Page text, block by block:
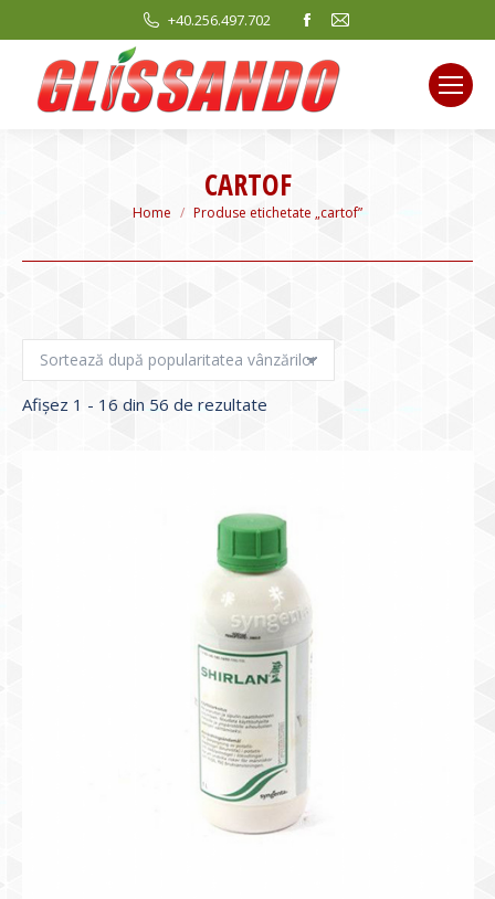
+40.256.497.702
Facebook
opens
in
new
Mail
new
CARTOF
You are here:
Home Produse etichetate „cartof”
Afișez 1 - 16 din 56 de rezultate